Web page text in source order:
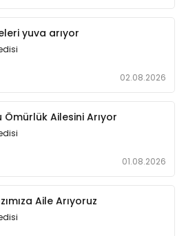
yuva arıyor
02.08.2026
Ailesini Arıyor
01.08.2026
Aile Arıyoruz